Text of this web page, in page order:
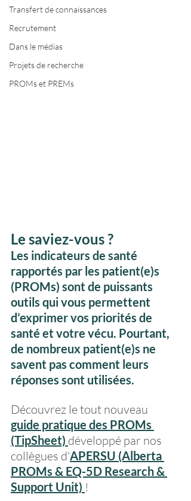
Transfert de connaissances
Recrutement
Dans le médias
Projets de recherche
PROMs et PREMs
Le saviez-vous ?
Les indicateurs de santé
rapportés par les patient(e)s
(PROMs) sont de puissants
outils qui vous permettent
d’exprimer vos priorités de
santé et votre vécu. Pourtant,
de nombreux patient(e)s ne
savent pas comment leurs
réponses sont utilisées.
Découvrez le tout nouveau
guide pratique des PROMs
(TipSheet) développé par nos
collègues d'APERSU (Alberta
PROMs & EQ-5D Research &
Support Unit) !